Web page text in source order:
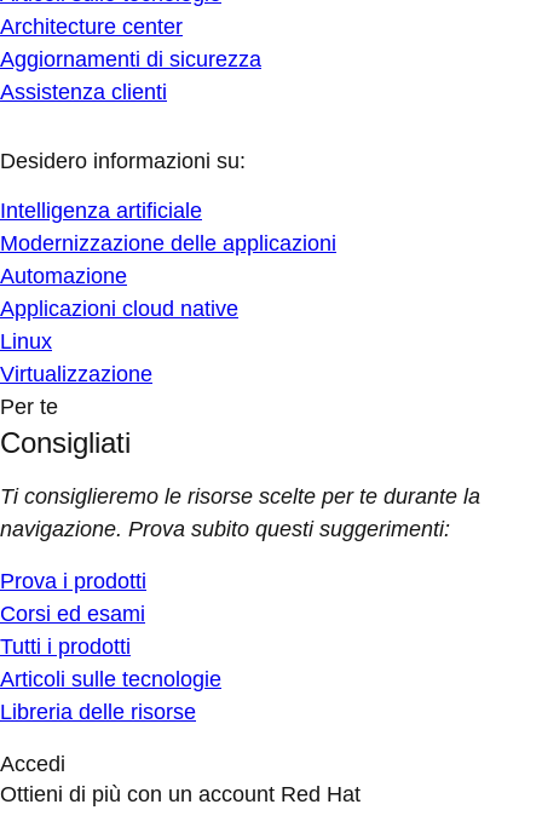
Architecture center
Aggiornamenti di sicurezza
Assistenza clienti
Desidero informazioni su:
Intelligenza artificiale
Modernizzazione delle applicazioni
Automazione
Applicazioni cloud native
Linux
Virtualizzazione
Per te
Consigliati
Ti consiglieremo le risorse scelte per te durante la
navigazione. Prova subito questi suggerimenti:
Prova i prodotti
Corsi ed esami
Tutti i prodotti
Articoli sulle tecnologie
Libreria delle risorse
Accedi
Ottieni di più con un account Red Hat